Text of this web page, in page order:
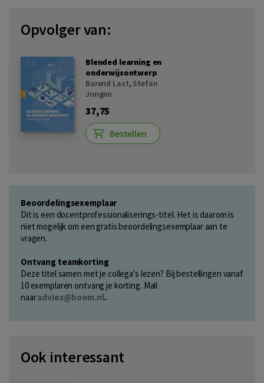
Opvolger van:
Blended learning en
onderwijsontwerp
Barend Last, Stefan
Jongen
37,75
Bestellen
Beoordelingsexemplaar
Dit is een docentprofessionaliserings-titel. Het is daarom is
niet mogelijk om een gratis beoordelingsexemplaar aan te
vragen.
Ontvang teamkorting
Deze titel samen met je collega's lezen? Bij bestellingen vanaf
10 exemplaren ontvang je korting. Mail
naaradvies@boom.nl.
Ook interessant